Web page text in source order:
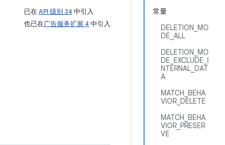
常量
DELETION_MO
DE_ALL
DELETION_MO
DE_EXCLUDE_I
NTERNAL_DAT
A
MATCH_BEHA
VIOR_DELETE
MATCH_BEHA
VIOR_PRESER
VE
已在API 级别 34 中引入
也已在广告服务扩展 4 中引入